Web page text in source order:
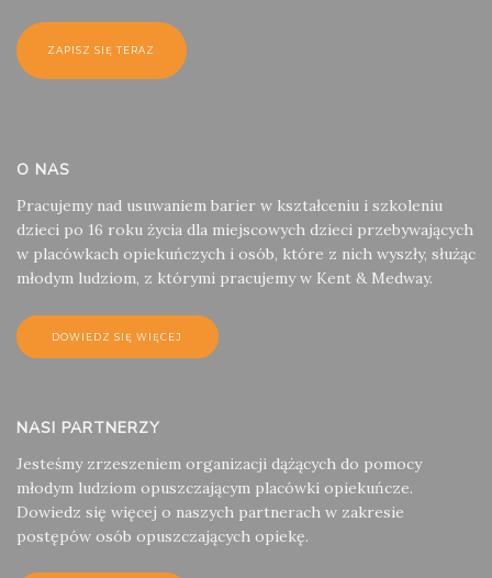
O NAS
Pracujemy nad usuwaniem barier w kształceniu i szkoleniu
dzieci po 16 roku życia dla miejscowych dzieci przebywających
w placówkach opiekuńczych i osób, które z nich wyszły, służąc
młodym ludziom, z którymi pracujemy w Kent & Medway.
DOWIEDZ SIĘ WIĘCEJ
NASI PARTNERZY
Jesteśmy zrzeszeniem organizacji dążących do pomocy
młodym ludziom opuszczającym placówki opiekuńcze.
Dowiedz się więcej o naszych partnerach w zakresie
postępów osób opuszczających opiekę.